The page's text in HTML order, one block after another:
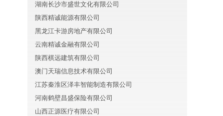
湖南长沙市盛世文化有限公司
陕西精诚能源有限公司
黑龙江卡游房地产有限公司
云南精诚金融有限公司
陕西棋远建筑有限公司
澳门天瑞信息技术有限公司
江苏秦淮区泽丰智能制造有限公司
河南鹤壁昌盛保险有限公司
山西正源医疗有限公司